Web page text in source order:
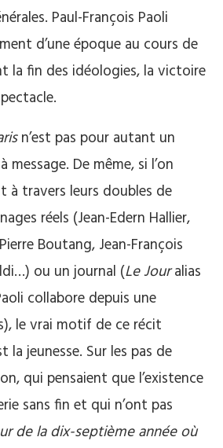
Paul-François Paoli
d’une époque au cours de
la fin des idéologies, la victoire
n’est pas pour autant un
De même, si l’on
à travers leurs doubles de
réels (Jean-Edern Hallier,
Boutang, Jean-François
ou un journal (Le Jouralias
collabore depuis une
le vrai motif de ce récit
la jeunesse. Sur les pas de
qui pensaient que l’existence
sans fin et qui n’ont pas
de la dix-septième année où